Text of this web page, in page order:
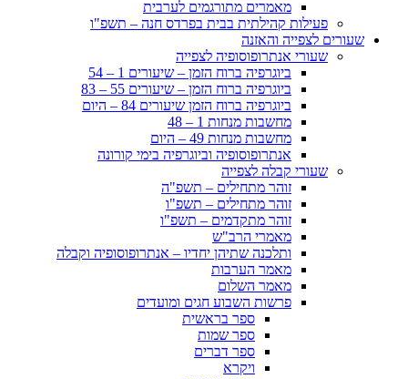
מאמרים מתורגמים לערבית
פעילות קהילתית בבית בפרדס חנה – תשפ"ו
שעורים לצפייה והאזנה
שעורי אנתרופוסופיה לצפייה
ביוגרפיה ברוח הזמן – שיעורים 1 – 54
ביוגרפיה ברוח הזמן – שיעורים 55 – 83
ביוגרפיה ברוח הזמן שיעורים 84 – היום
מחשבות מנחות 1 – 48
מחשבות מנחות 49 – היום
אנתרופוסופיה וביוגרפיה בימי קורונה
שעורי קבלה לצפייה
זוהר מתחילים – תשפ"ה
זוהר מתחילים – תשפ"ו
זוהר מתקדמים – תשפ"ו
מאמרי הרב"ש
ותלכנה שתיהן יחדיו – אנתרופוסופיה וקבלה
מאמר הערבות
מאמר השלום
פרשות השבוע חגים ומועדים
ספר בראשית
ספר שמות
ספר דברים
ויקרא